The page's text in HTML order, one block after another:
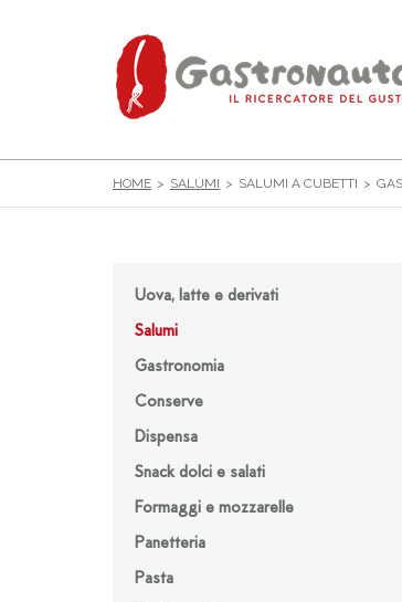
HOME SALUMI SALUMI A CUBETTI
Uova, latte e derivati
Salumi
Gastronomia
Conserve
Dispensa
Snack dolci e salati
Formaggi e mozzarelle
Panetteria
Pasta